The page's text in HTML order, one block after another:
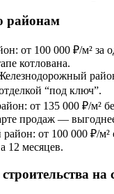
районам
от 100 000 ₽/м² за
котлована.
“под ключ”.
от 135 000 ₽/м²
продаж —
от 100 000 ₽/м²
12 месяцев.
на